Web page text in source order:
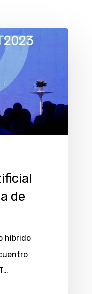
de
híbrido